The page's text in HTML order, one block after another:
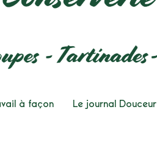
à façon Le journal Douceur